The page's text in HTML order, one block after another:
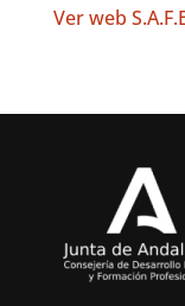
Ver web